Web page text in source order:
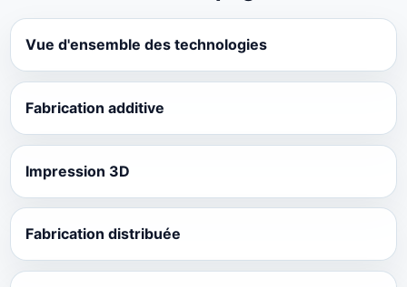
Vue d'ensemble des technologies
Fabrication additive
Impression 3D
Fabrication distribuée